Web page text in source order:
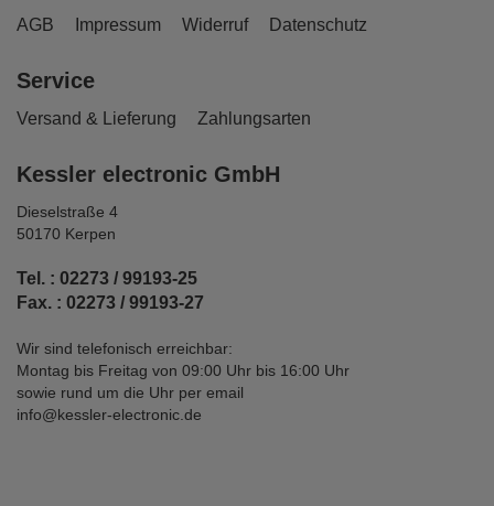
AGB Impressum Widerruf Datenschutz
Service
Versand & Lieferung Zahlungsarten
Kessler electronic GmbH
Dieselstraße 4
50170 Kerpen
Tel. : 02273 / 99193-25
Fax. : 02273 / 99193-27
Wir sind telefonisch erreichbar:
Montag bis Freitag von 09:00 Uhr bis 16:00 Uhr
sowie rund um die Uhr per email
info@kessler-electronic.de